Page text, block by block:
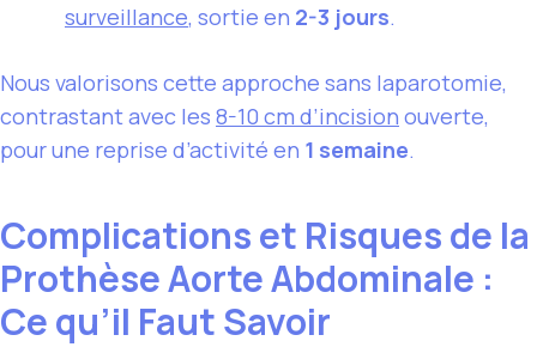
surveillance, sortie en 2-3 jours.
Nous valorisons cette approche sans laparotomie,
contrastant avec les 8-10 cm d’incision ouverte,
pour une reprise d’activité en 1 semaine.
Complications et Risques de la
Prothèse Aorte Abdominale :
Ce qu’il Faut Savoir